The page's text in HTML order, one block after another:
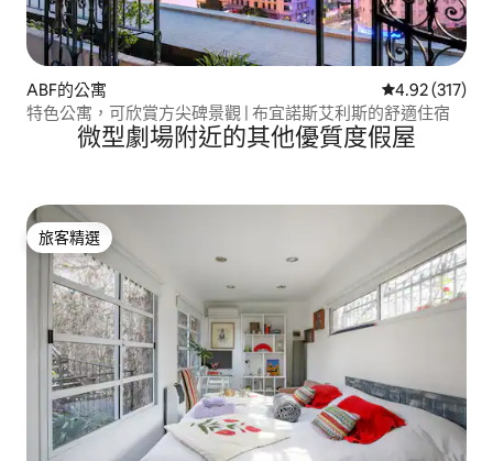
ABF的公寓 從 317 則評價
4.92 (317)
特色公寓，可欣賞方尖碑景觀 | 布宜諾斯艾利斯的舒適住宿
微型劇場附近的其他優質度假屋
旅客精選
旅客精選